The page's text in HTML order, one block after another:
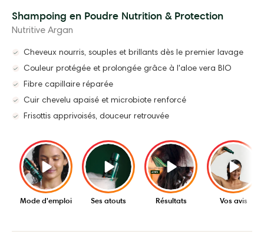
Shampoing en Poudre Nutrition & Protection
Nutritive Argan
Cheveux nourris, souples et brillants dès le premier lavage
Couleur protégée et prolongée grâce à l'aloe vera BIO
Fibre capillaire réparée
Cuir chevelu apaisé et microbiote renforcé
Frisottis apprivoisés, douceur retrouvée
Mode d'emploi Ses atouts Résultats Vos avis